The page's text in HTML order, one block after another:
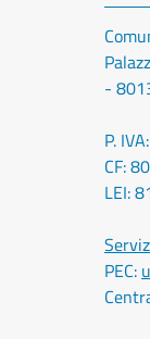
-
P.
CF:
LEI:
PEC: